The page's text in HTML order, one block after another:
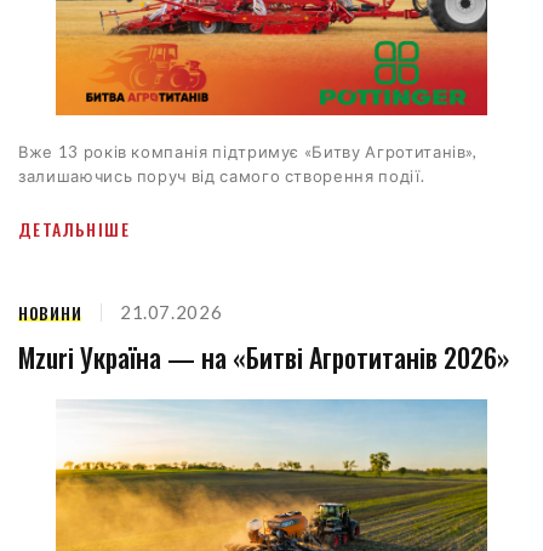
Вже 13 років компанія підтримує «Битву Агротитанів»,
залишаючись поруч від самого створення події.
ДЕТАЛЬНІШЕ
НОВИНИ 21.07.2026
Mzuri Україна — на «Битві Агротитанів 2026»